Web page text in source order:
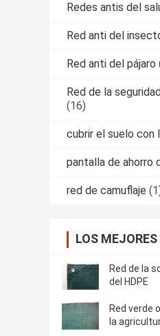
Redes antis del
Red anti del
Red anti del pájaro
Red de la
(16)
cubrir el suelo con
pantalla de ahorro
red de camuflaje
LOS
Red de la
del HDPE
Red verde
la